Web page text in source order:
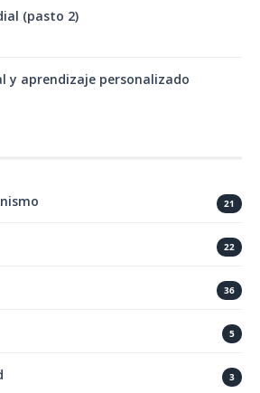
(pasto 2)
y aprendizaje personalizado
21
22
36
5
3